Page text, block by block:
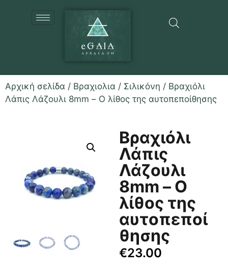
Αρχική σελίδα / Βραχιολια / Σιλικόνη / Bραχιόλι
Λάπις Λάζουλι 8mm – Ο λίθος της αυτοπεποίθησης
Bραχιόλι
Λάπις
Λάζουλι
8mm – Ο
λίθος της
αυτοπεποί
θησης
€23.00